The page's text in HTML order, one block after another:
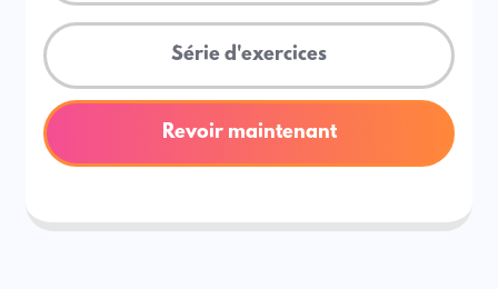
Série d'exercices
Revoir maintenant